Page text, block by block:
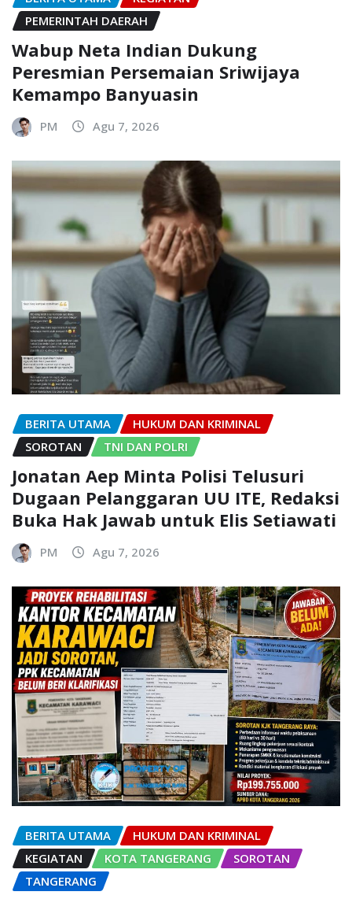
PEMERINTAH DAERAH
Wabup Neta Indian Dukung
Peresmian Persemaian Sriwijaya
Kemampo Banyuasin
PM Agu 7, 2026
BERITA UTAMA
HUKUM DAN KRIMINAL
SOROTAN
TNI DAN POLRI
Jonatan Aep Minta Polisi Telusuri
Dugaan Pelanggaran UU ITE, Redaksi
Buka Hak Jawab untuk Elis Setiawati
PM Agu 7, 2026
BERITA UTAMA
HUKUM DAN KRIMINAL
KEGIATAN
KOTA TANGERANG
SOROTAN
TANGERANG